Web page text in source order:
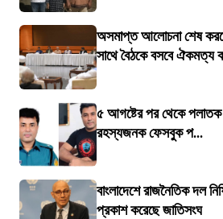
অসমাপ্ত আলোচনা শেষ
সাথে বৈঠকে বসবে ঐকমত্য
৫ আগষ্টের পর থেকে পলাতক
রহস্যজনক ফেসবুক প...
বাংলাদেশে রাজনৈতিক দল
প্রকাশ করেছে জাতিসংঘ